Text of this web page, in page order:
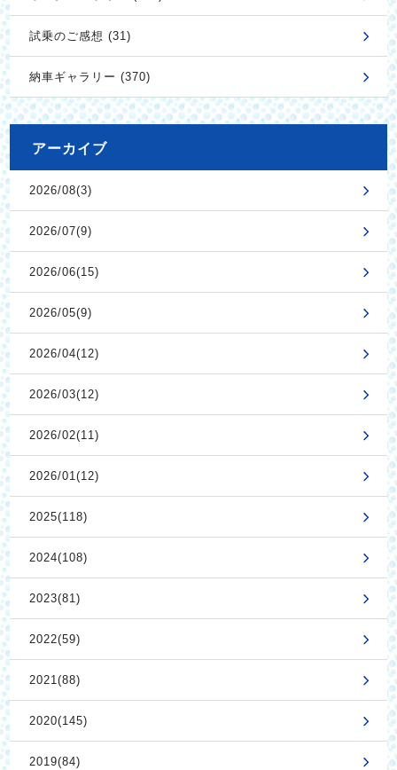
試乗のご感想 (31)
納車ギャラリー (370)
アーカイブ
2026/08(3)
2026/07(9)
2026/06(15)
2026/05(9)
2026/04(12)
2026/03(12)
2026/02(11)
2026/01(12)
2025(118)
2024(108)
2023(81)
2022(59)
2021(88)
2020(145)
2019(84)